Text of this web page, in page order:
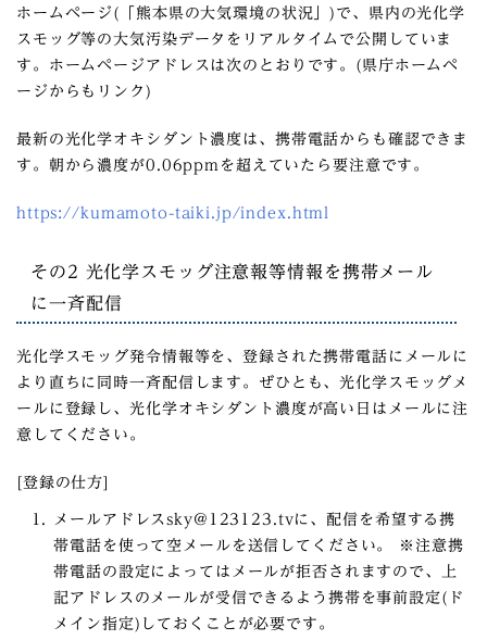
ホームページ(「熊本県の大気環境の状況」)で、県内の光化学
スモッグ等の大気汚染データをリアルタイムで公開していま
す。ホームページアドレスは次のとおりです。(県庁ホームペ
ージからもリンク)
最新の光化学オキシダント濃度は、携帯電話からも確認できま
す。朝から濃度が0.06ppmを超えていたら要注意です。
https://kumamoto-taiki.jp/index.html
その2 光化学スモッグ注意報等情報を携帯メール
に一斉配信
光化学スモッグ発令情報等を、登録された携帯電話にメールに
より直ちに同時一斉配信します。ぜひとも、光化学スモッグメ
ールに登録し、光化学オキシダント濃度が高い日はメールに注
意してください。
[登録の仕方]
メールアドレスsky@123123.tvに、配信を希望する携
帯電話を使って空メールを送信してください。 ※注意携
帯電話の設定によってはメールが拒否されますので、上
記アドレスのメールが受信できるよう携帯を事前設定(ド
メイン指定)しておくことが必要です。